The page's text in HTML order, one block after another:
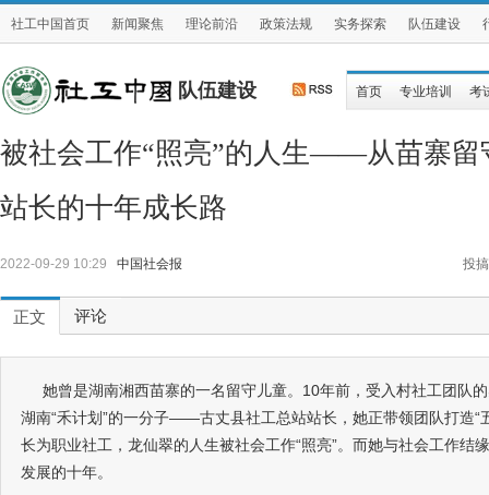
社工中国首页 新闻聚焦 理论前沿 政策法规 实务探索 队伍建设
队伍建设 首页 专业培训 考
被社会工作“照亮”的人生——从苗寨留
站长的十年成长路
2022-09-29 10:29 中国社会报 投搞
正文 评论
她曾是湖南湘西苗寨的一名留守儿童。10年前，受入村社工团队
湖南“禾计划”的一分子——古丈县社工总站站长，她正带领团队打造“
长为职业社工，龙仙翠的人生被社会工作“照亮”。而她与社会工作结
发展的十年。